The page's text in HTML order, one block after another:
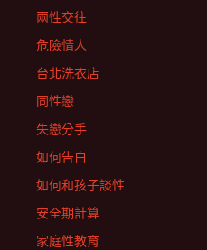
兩性交往
危險情人
台北洗衣店
同性戀
失戀分手
如何告白
如何和孩子談性
安全期計算
家庭性教育